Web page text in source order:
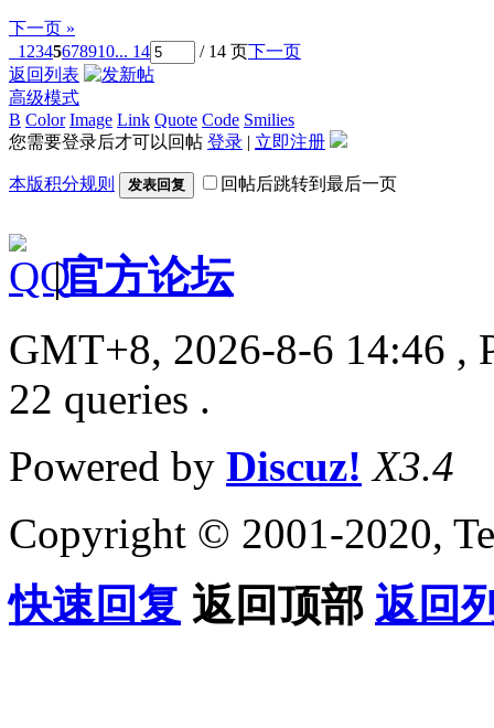
下一页 »
1 2345678910... 14 / 14 页下一页
返回列表
高级模式
B Color Image Link Quote Code Smilies
您需要登录后才可以回帖 登录 | 立即注册
本版积分规则 发表回复 回帖后跳转到最后一页
|官方论坛
GMT+8, 2026-8-6 14:46 ,
22 queries .
Powered by Discuz! X3.4
Copyright © 2001-2020,
快速回复 返回顶部 返回